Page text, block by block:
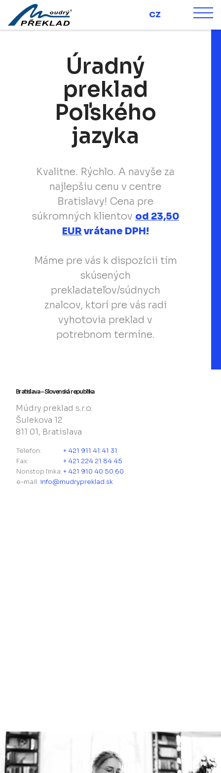
Main Navigation CZ
Úradný
preklad
Poľského
jazyka
Kvalitne. Rýchlo. A navyše za
najlepšiu cenu v centre
Bratislavy! Cena pre
súkromných klientov od 23,50
EUR vrátane DPH!
Máme pre vás k dispozícii tím
skúsených
prekladateľov/súdnych
znalcov, ktorí pre vás radi
vyhotovia preklad v
potrebnom termíne.
Bratislava – Slovenská republika
Múdry preklad s.r.o.
Šulekova 12
811 01, Bratislava
Telefon:
+ 421 911 41 41 31
Fax:
+ 421 224 21 84 45
Nonstop linka:+ 421 910 40 50 60
e-mail: info@mudrypreklad.sk